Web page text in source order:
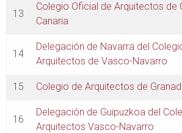
13
Colegio Oficial de Arquitectos de
Canaria
14
Delegación de Navarra del
Arquitectos de Vasco-Navarro
15 Colegio de Arquitectos de
16
Delegación de Guipuzkoa del
Arquitectos Vasco-Navarro